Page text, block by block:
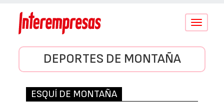
Conmutar
DEPORTES DE MONTAÑA
ESQUÍ DE MONTAÑA